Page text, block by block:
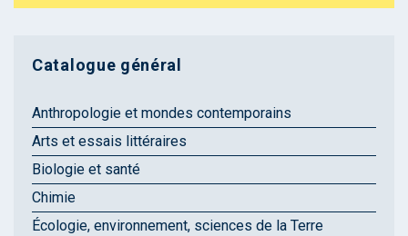
Catalogue général
Anthropologie et mondes contemporains
Arts et essais littéraires
Biologie et santé
Chimie
Écologie, environnement, sciences de la Terre